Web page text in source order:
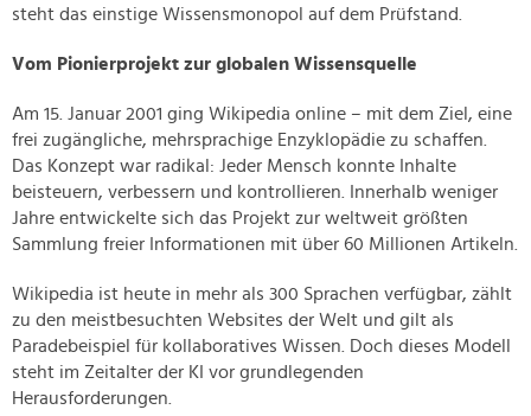
steht das einstige Wissensmonopol auf dem Prüfstand.
Vom Pionierprojekt zur globalen Wissensquelle
Am 15. Januar 2001 ging Wikipedia online – mit dem Ziel, eine
frei zugängliche, mehrsprachige Enzyklopädie zu schaffen.
Das Konzept war radikal: Jeder Mensch konnte Inhalte
beisteuern, verbessern und kontrollieren. Innerhalb weniger
Jahre entwickelte sich das Projekt zur weltweit größten
Sammlung freier Informationen mit über 60 Millionen Artikeln.
Wikipedia ist heute in mehr als 300 Sprachen verfügbar, zählt
zu den meistbesuchten Websites der Welt und gilt als
Paradebeispiel für kollaboratives Wissen. Doch dieses Modell
steht im Zeitalter der KI vor grundlegenden
Herausforderungen.